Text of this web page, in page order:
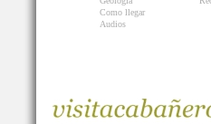
Como llegar
Audios